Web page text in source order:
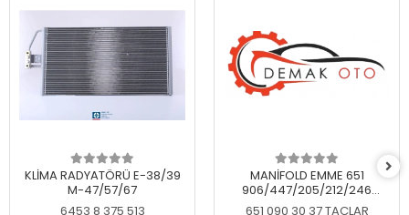
KLİMA RADYATÖRÜ E-38/39
M-47/57/67
6453 8 375 513
MANİFOLD EMME 651
906/447/205/212/246
KELEBEKSİZ
651 090 30 37 TACLAR